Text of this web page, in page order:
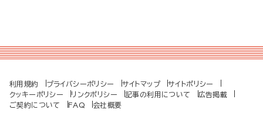
利用規約 プライバシーポリシー サイトマップ
サイトポリシー
クッキーポリシー
リンクポリシー 記事の利用について
広告掲載
ご契約について
FAQ 会社概要